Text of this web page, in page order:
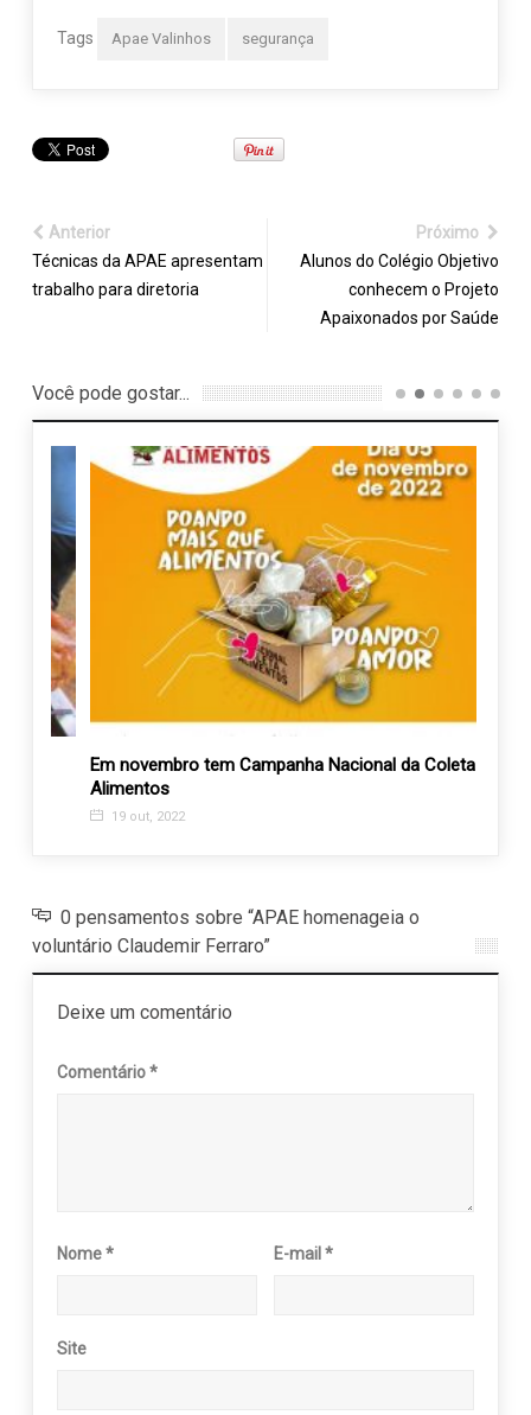
Tags Apae Valinhos segurança
Anterior
Técnicas da APAE apresentam
trabalho para diretoria
Próximo
Alunos do Colégio Objetivo
conhecem o Projeto
Apaixonados por Saúde
Você pode gostar...
Em novembro tem Campanha Nacional da Coleta de
Alimentos
19 out, 2022
0 pensamentos sobre “APAE homenageia o
voluntário Claudemir Ferraro”
Deixe um comentário
Comentário*
Nome* E-mail*
Site